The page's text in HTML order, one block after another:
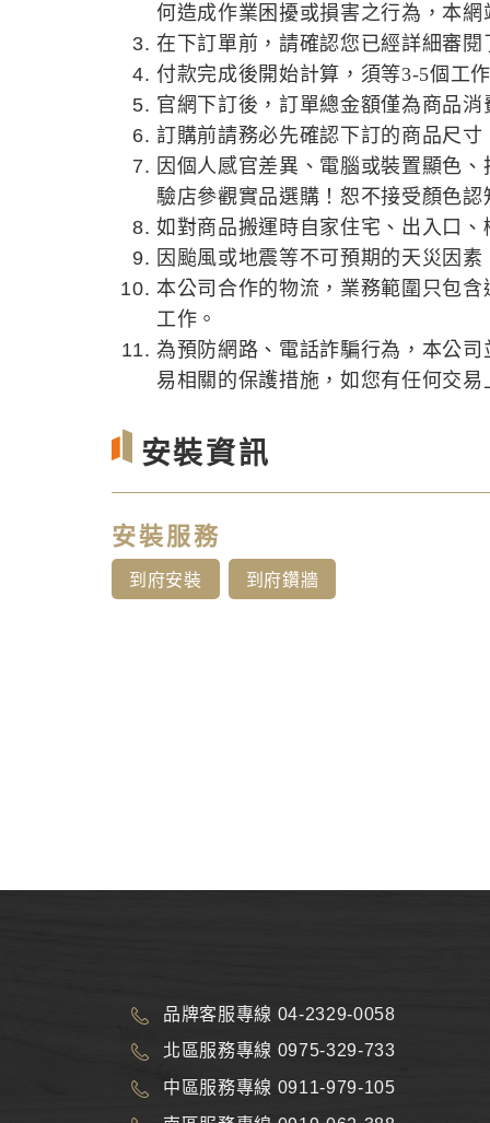
何造成作業困擾或損害之行為，本
在下訂單前，請確認您已經詳細審
付款完成後開始計算，須等3-5個工
官網下訂後，訂單總金額僅為商品
訂購前請務必先確認下訂的商品尺
因個人感官差異、電腦或裝置顯色
驗店參觀實品選購！恕不接受顏色
如對商品搬運時自家住宅、出入口
因颱風或地震等不可預期的天災因
本公司合作的物流，業務範圍只包
工作。
為預防網路、電話詐騙行為，本公
易相關的保護措施，如您有任何交
安裝資訊
安裝服務
到府安裝 到府鑽牆
品牌客服專線 04-2329-0058
北區服務專線 0975-329-733
中區服務專線 0911-979-105